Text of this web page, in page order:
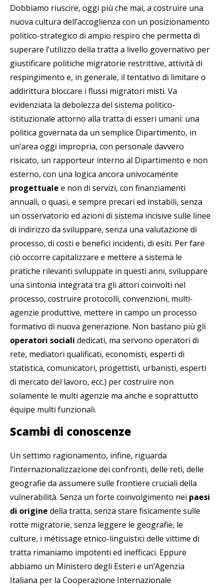
Dobbiamo riuscire, oggi più che mai, a costruire una
nuova cultura dell’accoglienza con un posizionamento
politico-strategico di ampio respiro che permetta di
superare l’utilizzo della tratta a livello governativo per
giustificare politiche migratorie restrittive, attività di
respingimento e, in generale, il tentativo di limitare o
addirittura bloccare i flussi migratori misti. Va
evidenziata la debolezza del sistema politico-
istituzionale attorno alla tratta di esseri umani: una
politica governata da un semplice Dipartimento, in
un’area oggi impropria, con personale davvero
risicato, un rapporteur interno al Dipartimento e non
esterno, con una logica ancora univocamente
progettuale e non di servizi, con finanziamenti
annuali, o quasi, e sempre precari ed instabili, senza
un osservatorio ed azioni di sistema incisive sulle linee
di indirizzo da sviluppare, senza una valutazione di
processo, di costi e benefici incidenti, di esiti. Per fare
ciò occorre capitalizzare e mettere a sistema le
pratiche rilevanti sviluppate in questi anni, sviluppare
una sintonia integrata tra gli attori coinvolti nel
processo, costruire protocolli, convenzioni, multi-
agenzie produttive, mettere in campo un processo
formativo di nuova generazione. Non bastano più gli
operatori sociali dedicati, ma servono operatori di
rete, mediatori qualificati, economisti, esperti di
statistica, comunicatori, progettisti, urbanisti, esperti
di mercato del lavoro, ecc.) per costruire non
solamente le multi agenzie ma anche e soprattutto
équipe multi funzionali.
Scambi di conoscenze
Un settimo ragionamento, infine, riguarda
l’internazionalizzazione dei confronti, delle reti, delle
geografie da assumere sulle frontiere cruciali della
vulnerabilità. Senza un forte coinvolgimento nei paesi
di origine della tratta, senza stare fisicamente sulle
rotte migratorie, senza leggere le geografie, le
culture, i métissage etnico-linguistici delle vittime di
tratta rimaniamo impotenti ed inefficaci. Eppure
abbiamo un Ministero degli Esteri e un’Agenzia
Italiana per la Cooperazione Internazionale